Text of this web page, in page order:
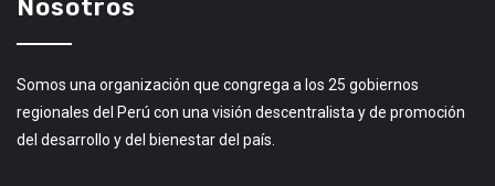
Nosotros
Somos una organización que congrega a los 25 gobiernos
regionales del Perú con una visión descentralista y de promoción
del desarrollo y del bienestar del país.